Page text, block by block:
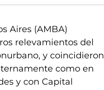
Aires (AMBA)
relevamientos del
y coincidieron
como en
y con Capital